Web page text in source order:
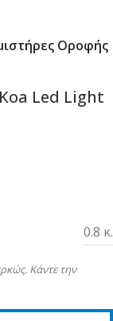
Οροφής
Led Light
0.8 κ.
Κάντε την